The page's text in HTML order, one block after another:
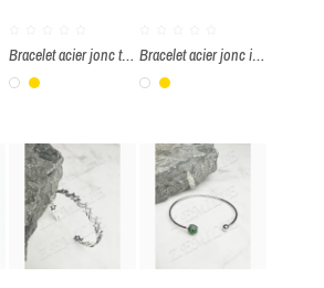
Bracelet acier jonc triskell
Blanc
Or
Bracelet acier jonc infini
Blanc
Or